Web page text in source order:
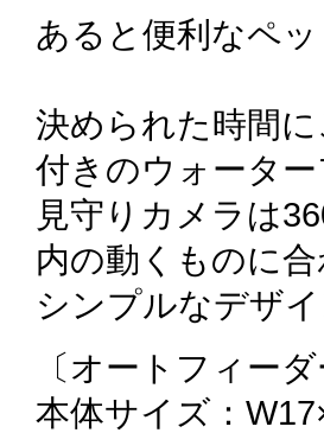
あると便利なペ
決められた時間
付きのウォータ
見守りカメラは
内の動くものに
シンプルなデザ
〔オートフィーダ
本体サイズ：